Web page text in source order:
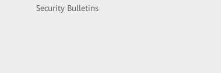
Security Bulletins